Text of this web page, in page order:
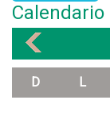
Calendario
D L